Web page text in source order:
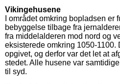
Vikingehusene
I området omkring bopladsen er
bebyggelse tilbage fra
fra middelalderen mod nord og
eksisterede omkring 1050-1100.
opgivet, og derfor var det let at
stedet. Alle husene var
til syd.